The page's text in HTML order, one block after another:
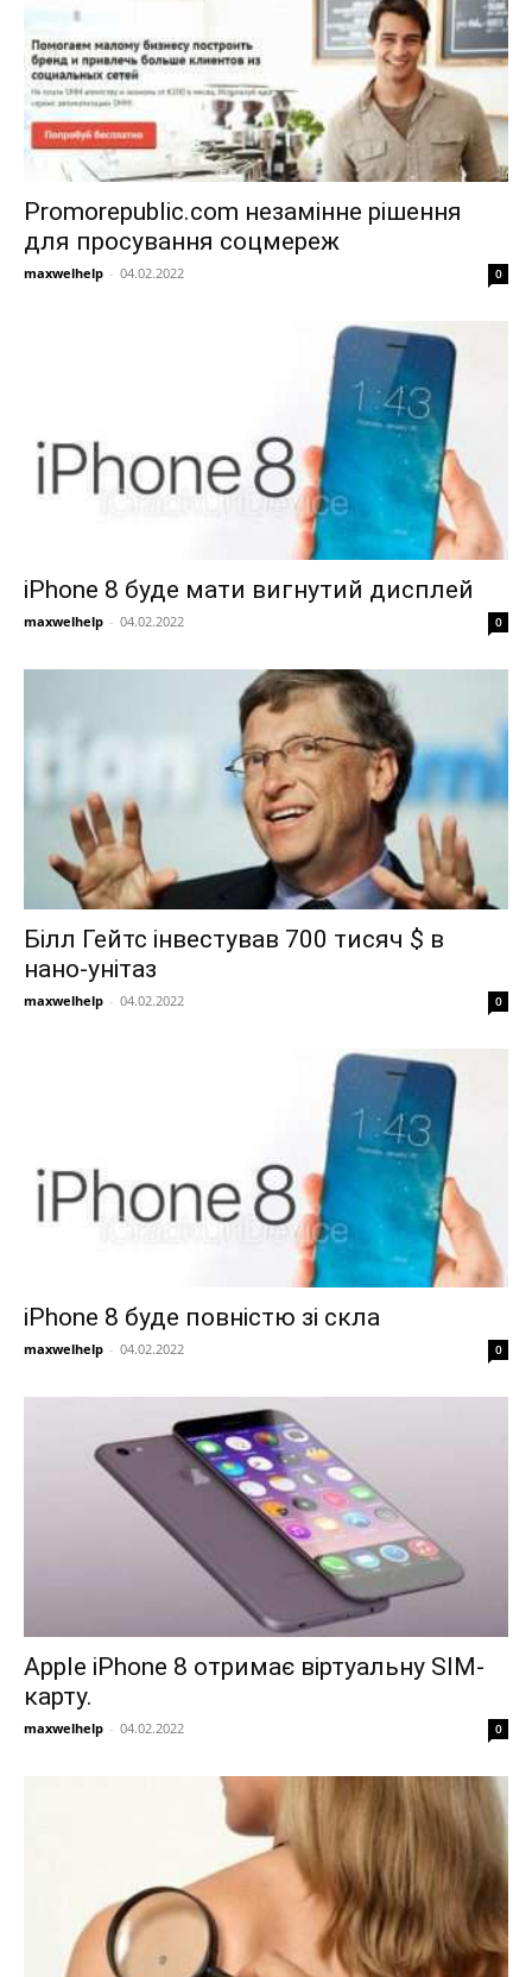
Promorepublic.com незамінне рішення
для просування соцмереж
maxwelhelp - 04.02.2022 0
iPhone 8 буде мати вигнутий дисплей
maxwelhelp - 04.02.2022 0
Білл Гейтс інвестував 700 тисяч $ в
нано-унітаз
maxwelhelp - 04.02.2022 0
iPhone 8 буде повністю зі скла
maxwelhelp - 04.02.2022 0
Apple iPhone 8 отримає віртуальну SIM-
карту.
maxwelhelp - 04.02.2022 0